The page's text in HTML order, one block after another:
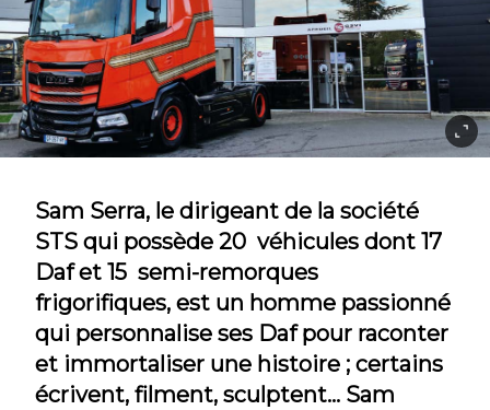
Sam Serra, le dirigeant de la société
STS qui possède 20 véhicules dont 17
Daf et 15 semi-remorques
frigorifiques, est un homme passionné
qui personnalise ses Daf pour raconter
et immortaliser une histoire ; certains
écrivent, filment, sculptent… Sam